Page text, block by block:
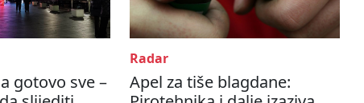
gotovo sve –
Radar
Apel za tiše blagdane: